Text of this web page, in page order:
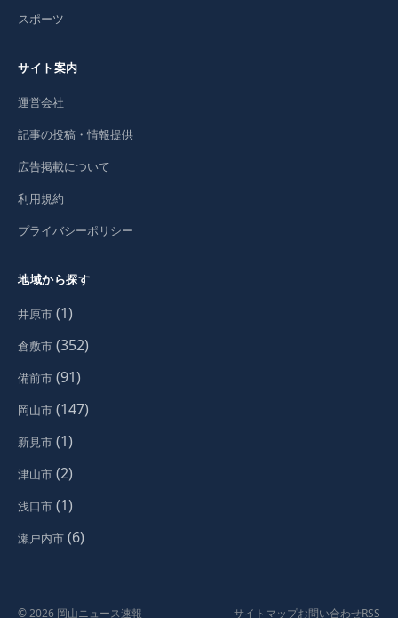
スポーツ
サイト案内
運営会社
記事の投稿・情報提供
広告掲載について
利用規約
プライバシーポリシー
地域から探す
井原市 (1)
倉敷市 (352)
備前市 (91)
岡山市 (147)
新見市 (1)
津山市 (2)
浅口市 (1)
瀬戸内市 (6)
© 2026 岡山ニュース速報 サイトマップお問い合わせRSS